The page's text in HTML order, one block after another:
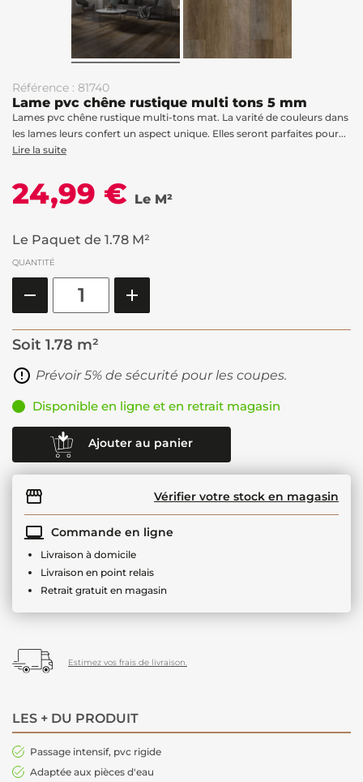
Référence : 81740
Lame pvc chêne rustique multi tons 5 mm
Lames pvc chêne rustique multi-tons mat. La varité de couleurs dans
les lames leurs confert un aspect unique. Elles seront parfaites pour...
Lire la suite
24,99 € Le M²
Le Paquet de 1.78 M²
QUANTITÉ
Soit 1.78 m²
Prévoir 5% de sécurité pour les coupes.
Disponible en ligne et en retrait magasin
Ajouter au panier
Vérifier votre stock en magasin
Commande en ligne
Livraison à domicile
Livraison en point relais
Retrait gratuit en magasin
Estimez vos frais de livraison.
LES + DU PRODUIT
Passage intensif, pvc rigide
Adaptée aux pièces d'eau